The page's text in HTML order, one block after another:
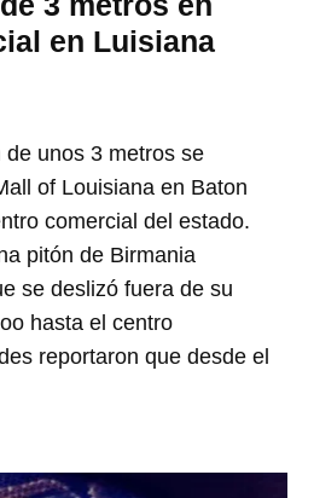
en Luisiana
unos 3 metros se
of Louisiana en Baton
comercial del estado.
pitón de Birmania
se deslizó fuera de su
hasta el centro
reportaron que desde el